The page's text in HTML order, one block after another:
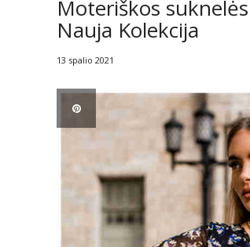
Moteriškos
Nauja Kolekcija
13 spalio 2021